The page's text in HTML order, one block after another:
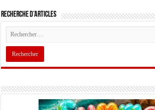
Recherche d’articles